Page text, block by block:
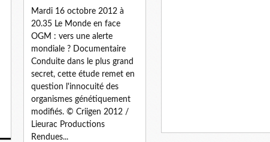
Mardi 16 octobre 2012 à
20.35 Le Monde en face
OGM : vers une alerte
mondiale ? Documentaire
Conduite dans le plus grand
secret, cette étude remet en
question l'innocuité des
organismes génétiquement
modifiés. © Criigen 2012 /
Lieurac Productions
Rendues...